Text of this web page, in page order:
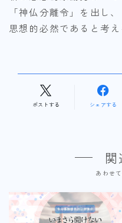
「神仏分離令」を出し
思想的必然であると考え
ポストする シェアする
関
あわせ